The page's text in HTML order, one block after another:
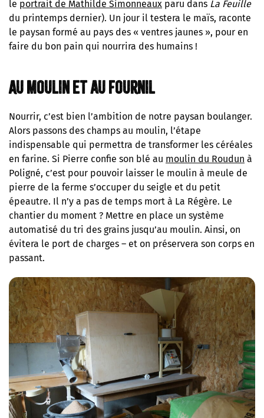
le portrait de Mathilde Simonneaux paru dans La Feuille
du printemps dernier). Un jour il testera le maïs, raconte
le paysan formé au pays des « ventres jaunes », pour en
faire du bon pain qui nourrira des humains !
Au moulin et au fournil
Nourrir, c’est bien l’ambition de notre paysan boulanger.
Alors passons des champs au moulin, l’étape
indispensable qui permettra de transformer les céréales
en farine. Si Pierre confie son blé au moulin du Roudun à
Poligné, c’est pour pouvoir laisser le moulin à meule de
pierre de la ferme s’occuper du seigle et du petit
épeautre. Il n’y a pas de temps mort à La Régère. Le
chantier du moment ? Mettre en place un système
automatisé du tri des grains jusqu’au moulin. Ainsi, on
évitera le port de charges – et on préservera son corps en
passant.